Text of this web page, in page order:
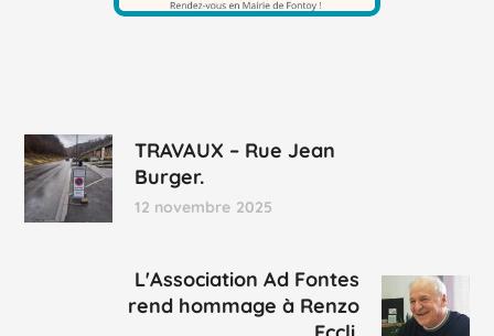
TRAVAUX – Rue Jean
Burger.
12 novembre 2025
L'Association Ad Fontes
rend hommage à Renzo